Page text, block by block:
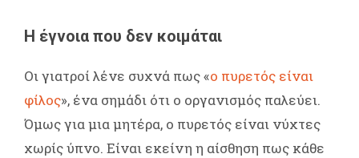
Η έγνοια που δεν κοιμάται
Οι γιατροί λένε συχνά πως «ο πυρετός είναι
φίλος», ένα σημάδι ότι ο οργανισμός παλεύει.
Όμως για μια μητέρα, ο πυρετός είναι νύχτες
χωρίς ύπνο. Είναι εκείνη η αίσθηση πως κάθε